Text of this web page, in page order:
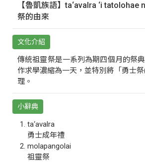
【魯凱族語】ta‘avalra ‘i tatolohae
祭的由來
文化介紹
傳統祖靈祭是一系列為期四個月的祭
作求學濃縮為一天，並特別將「勇士祭
理。
小辭典
ta‘avalra
勇士成年禮
molapangolai
祖靈祭